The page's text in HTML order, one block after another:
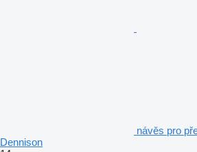
návěs pro
Dennison